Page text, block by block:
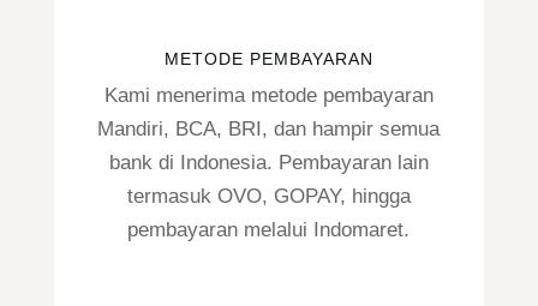
METODE PEMBAYARAN
Kami menerima metode pembayaran
Mandiri, BCA, BRI, dan hampir semua
bank di Indonesia. Pembayaran lain
termasuk OVO, GOPAY, hingga
pembayaran melalui Indomaret.